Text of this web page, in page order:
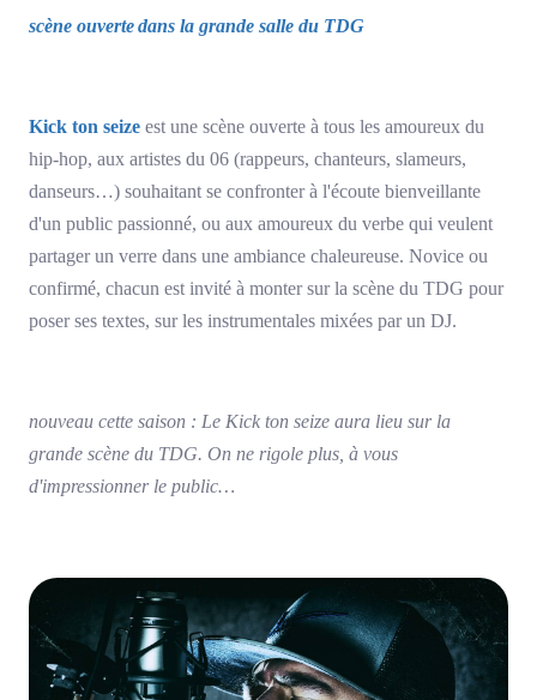
scène ouvertedans la grande salle du TDG
Kick ton seize est une scène ouverte à tous les amoureux du
hip-hop, aux artistes du 06 (rappeurs, chanteurs, slameurs,
danseurs…) souhaitant se confronter à l'écoute bienveillante
d'un public passionné, ou aux amoureux du verbe qui veulent
partager un verre dans une ambiance chaleureuse. Novice ou
confirmé, chacun est invité à monter sur la scène du TDG pour
poser ses textes, sur les instrumentales mixées par un DJ.
nouveau cette saison : Le Kick ton seize aura lieu sur la
grande scène du TDG. On ne rigole plus, à vous
d'impressionner le public…